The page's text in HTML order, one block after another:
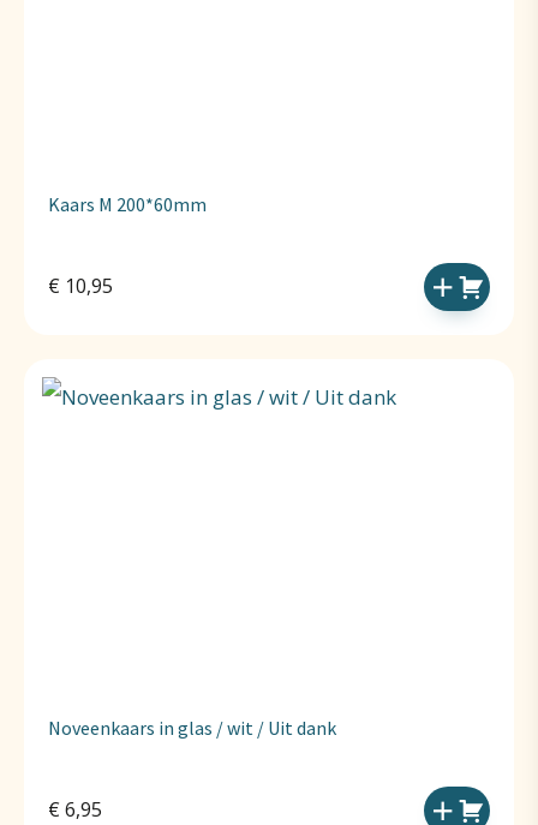
Kaars M 200*60mm
€ 10,95
Noveenkaars in glas / wit / Uit dank
€ 6,95